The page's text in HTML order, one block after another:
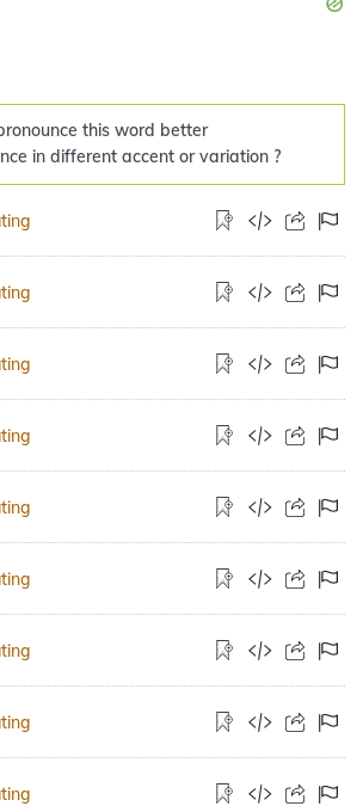
this word better
in different accent or variation ?